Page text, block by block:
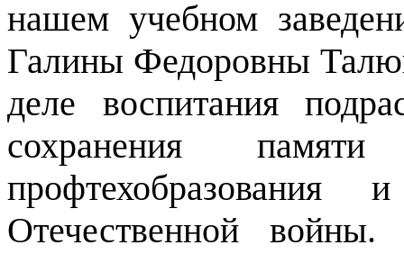
нашем учебном
Галины Федоровны
деле воспитания
сохранения
Отечественной